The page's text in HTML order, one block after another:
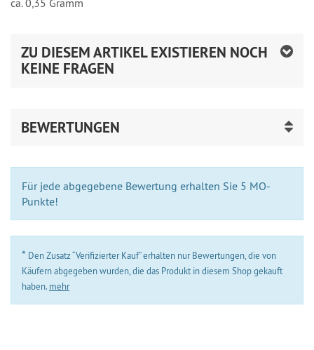
ca. 0,35 Gramm
ZU DIESEM ARTIKEL EXISTIEREN NOCH
KEINE FRAGEN
BEWERTUNGEN
Für jede abgegebene Bewertung erhalten Sie 5 MO-
Punkte!
* Den Zusatz “Verifizierter Kauf” erhalten nur Bewertungen, die von
Käufern abgegeben wurden, die das Produkt in diesem Shop gekauft
haben. mehr